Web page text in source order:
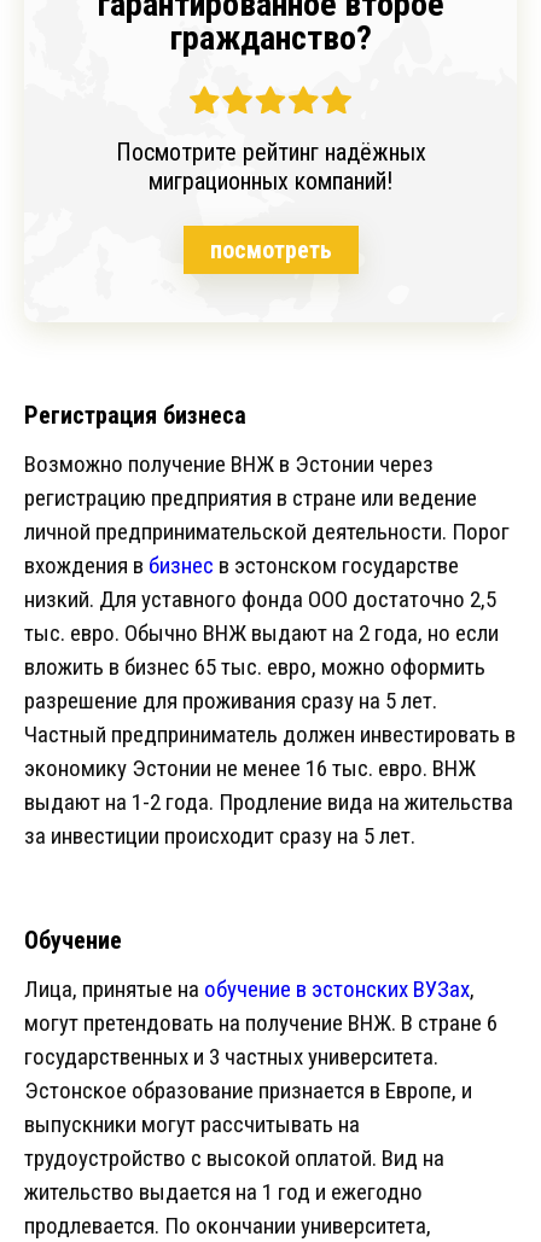
гражданство?
Посмотрите рейтинг надёжных
миграционных компаний!
посмотреть
Регистрация бизнеса
Возможно получение ВНЖ в Эстонии через
регистрацию предприятия в стране или ведение
личной предпринимательской деятельности. Порог
вхождения в бизнес в эстонском государстве
низкий. Для уставного фонда ООО достаточно 2,5
тыс. евро. Обычно ВНЖ выдают на 2 года, но если
вложить в бизнес 65 тыс. евро, можно оформить
разрешение для проживания сразу на 5 лет.
Частный предприниматель должен инвестировать в
экономику Эстонии не менее 16 тыс. евро. ВНЖ
выдают на 1-2 года. Продление вида на жительства
за инвестиции происходит сразу на 5 лет.
Обучение
Лица, принятые на обучение в эстонских ВУЗах,
могут претендовать на получение ВНЖ. В стране 6
государственных и 3 частных университета.
Эстонское образование признается в Европе, и
выпускники могут рассчитывать на
трудоустройство с высокой оплатой. Вид на
жительство выдается на 1 год и ежегодно
продлевается. По окончании университета,